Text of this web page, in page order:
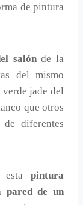
de pintura
salónde la
del mismo
jade del
que otros
diferentes
esta pintura
pared de un